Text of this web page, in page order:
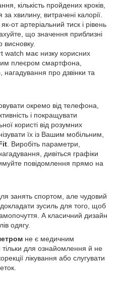
кількість пройдених кроків,
за хвилину, витрачені калорії.
от артеріальний тиск і рівень
що значення приблизні
висновку.
watch має низку корисних
плеєром смартфона,
про дзвінки та
окремо від телефона,
і покращувати
користі від розумних
їх із Вашим мобільним,
. Виробіть параметри,
дивіться графіки
повідомлення прямо на
занять спортом, але чудовий
зусиль для того, щоб
А класичний дизайн
одягу.
не є медичним
для ознайомлення й не
лікування або слугувати